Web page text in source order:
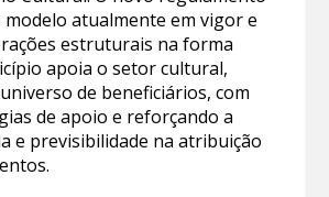
atualmente em vigor e
estruturais na forma
apoia o setor cultural,
de beneficiários, com
de apoio e reforçando a
e previsibilidade na atribuição